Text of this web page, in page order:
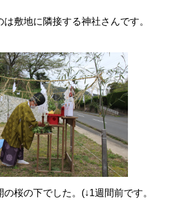
敷地に隣接する神社さんです。
桜の下でした。(↓1週間前です。